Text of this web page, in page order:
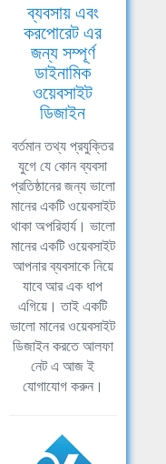
ব্যবসায় এবং
করপোরেট এর
জন্য সম্পূর্ণ
ডাইনামিক
ওয়েবসাইট
ডিজাইন
বর্তমান তথ্য প্রযুক্তির
যুগে যে কোন ব্যবসা
প্রতিষ্ঠানের জন্য ভালো
মানের একটি ওয়েবসাইট
থাকা অপরিহার্য। ভালো
মানের একটি ওয়েবসাইট
আপনার ব্যবসাকে নিয়ে
যাবে আর এক ধাপ
এগিয়ে। তাই একটি
ভালো মানের ওয়েবসাইট
ডিজাইন করতে আলফা
নেট এ আজ ই
যোগাযোগ করুন।